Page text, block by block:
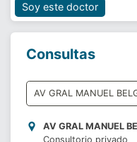
Soy este doctor
Consultas
AV GRAL MANUEL
Consultorio privado